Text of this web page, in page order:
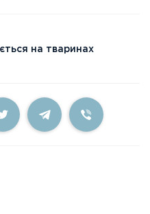
на тваринах